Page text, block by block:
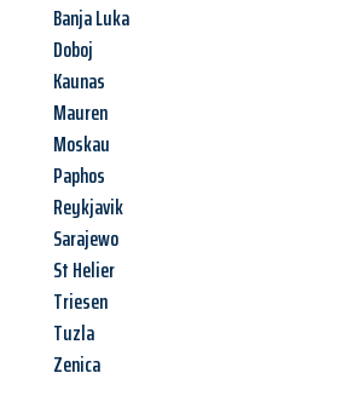
Banja Luka
Doboj
Kaunas
Mauren
Moskau
Paphos
Reykjavik
Sarajewo
St Helier
Triesen
Tuzla
Zenica